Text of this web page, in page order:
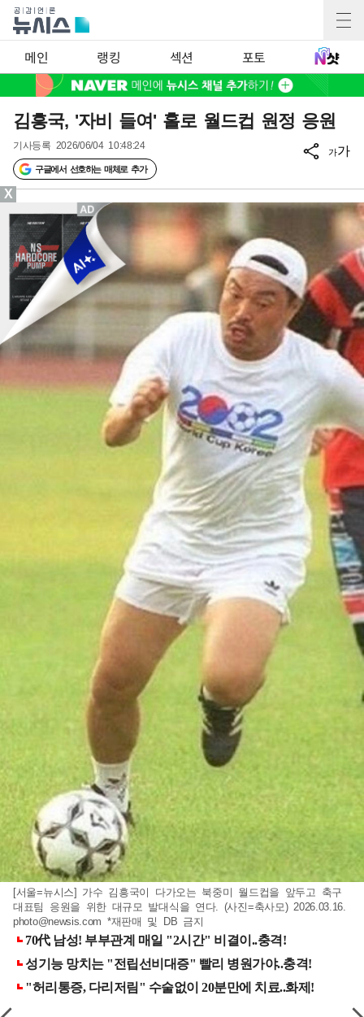
메인 랭킹 섹션 포토
김흥국, '자비 들여' 홀로 월드컵 원정 응원
기사등록 2026/06/04 10:48:24
구글에서 선호하는 매체로 추가
가가
[서울=뉴시스] 가수 김흥국이 다가오는 북중미 월드컵을 앞두고 축구
대표팀 응원을 위한 대규모 발대식을 연다. (사진=축사모) 2026.03.16.
photo@newsis.com *재판매 및 DB 금지
X